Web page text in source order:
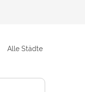
Alle Städte